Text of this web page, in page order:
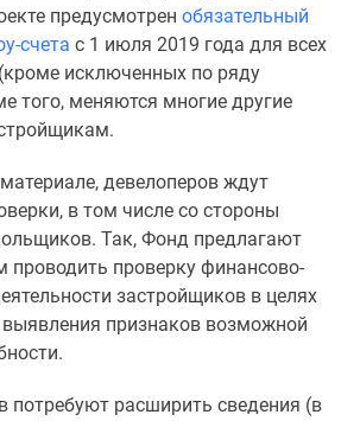
предусмотрен обязательный
счета с 1 июля 2019 года для всех
исключенных по ряду
того, меняются многие другие
девелоперов ждут
в том числе со стороны
Так, Фонд предлагают
проводить проверку финансово-
застройщиков в целях
признаков возможной
потребуют расширить сведения (в